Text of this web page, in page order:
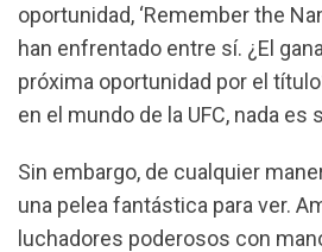
oportunidad, ‘Remember the
han enfrentado entre sí. ¿El
próxima oportunidad por el
en el mundo de la UFC, nada es
Sin embargo, de cualquier
una pelea fantástica para ver.
luchadores poderosos con